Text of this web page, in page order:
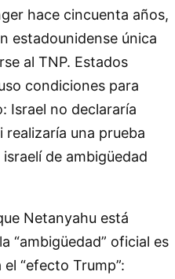
hace cincuenta años,
estadounidense única
al TNP. Estados
condiciones para
Israel no declararía
realizaría una prueba
de ambigüedad
Netanyahu está
“ambigüedad” oficial es
“efecto Trump”: